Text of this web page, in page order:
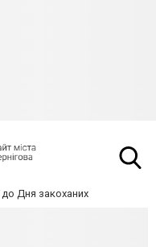
Дня закоханих